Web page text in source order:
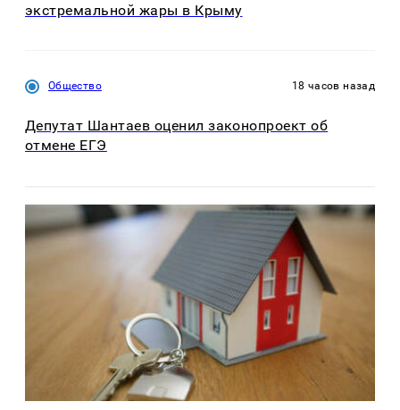
экстремальной жары в Крыму
Общество 18 часов назад
Депутат Шантаев оценил законопроект об
отмене ЕГЭ